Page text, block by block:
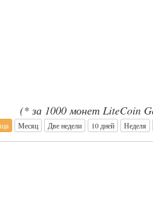
(* за 1000 монет LiteCoin
Месяц Две недели 10 дней Неделя